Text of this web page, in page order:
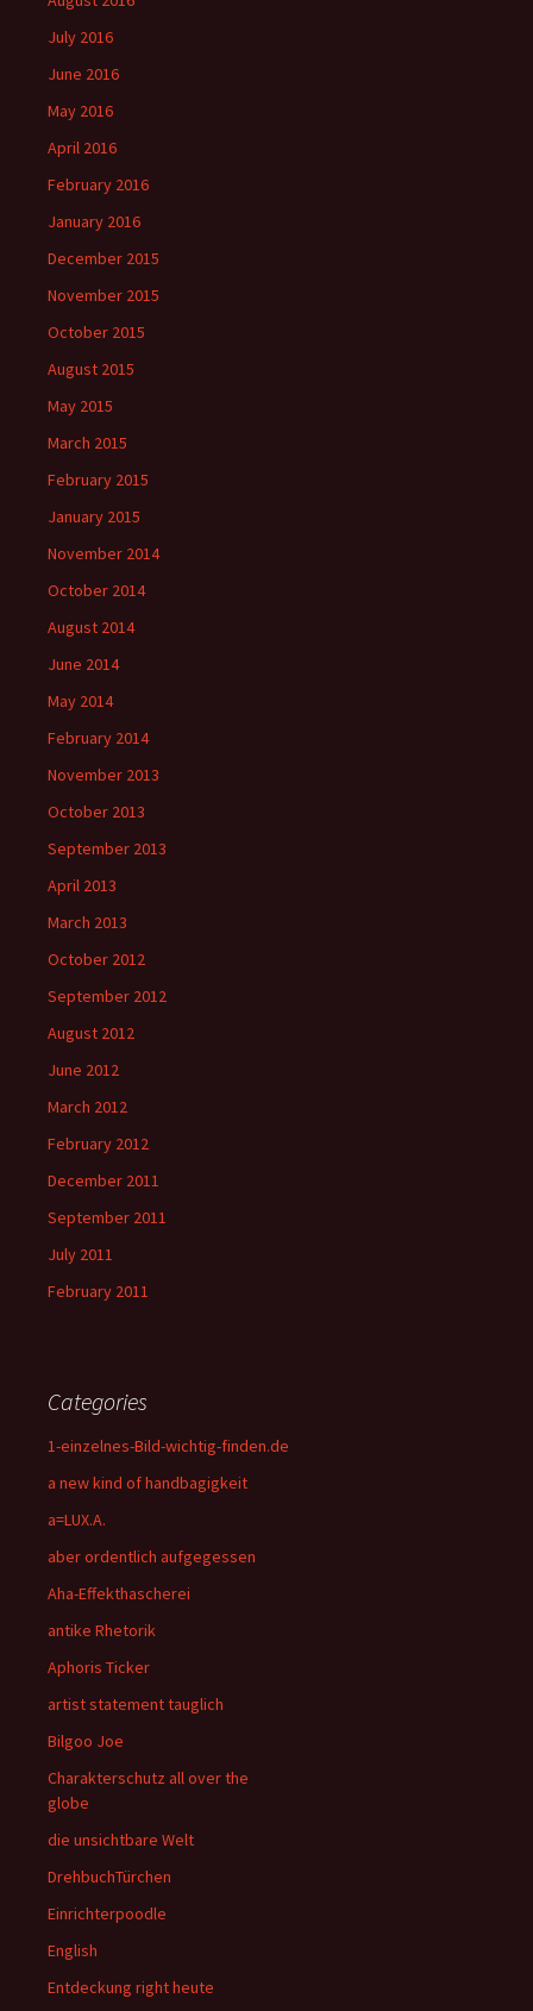
July 2016
June 2016
May 2016
April 2016
February 2016
January 2016
December 2015
November 2015
October 2015
August 2015
May 2015
March 2015
February 2015
January 2015
November 2014
October 2014
August 2014
June 2014
May 2014
February 2014
November 2013
October 2013
September 2013
April 2013
March 2013
October 2012
September 2012
August 2012
June 2012
March 2012
February 2012
December 2011
September 2011
July 2011
February 2011
Categories
1-einzelnes-Bild-wichtig-finden.de
a new kind of handbagigkeit
a=LUX.A.
aber ordentlich aufgegessen
Aha-Effekthascherei
antike Rhetorik
Aphoris Ticker
artist statement tauglich
Bilgoo Joe
Charakterschutz all over the
globe
die unsichtbare Welt
DrehbuchTürchen
Einrichterpoodle
English
Entdeckung right heute